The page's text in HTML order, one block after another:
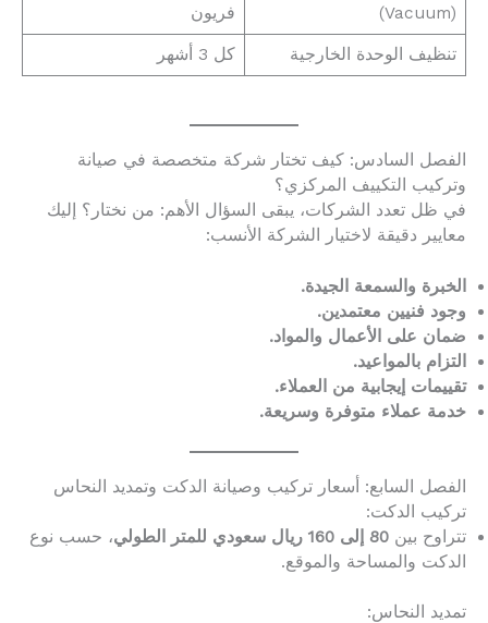
(Vacuum)
فريون
تنظيف الوحدة الخارجية كل 3 أشهر
الفصل السادس: كيف تختار شركة متخصصة في صيانة
وتركيب التكييف المركزي؟
في ظل تعدد الشركات، يبقى السؤال الأهم: من نختار؟ إليك
معايير دقيقة لاختيار الشركة الأنسب:
الخبرة والسمعة الجيدة.
وجود فنيين معتمدين.
ضمان على الأعمال والمواد.
التزام بالمواعيد.
تقييمات إيجابية من العملاء.
خدمة عملاء متوفرة وسريعة.
الفصل السابع: أسعار تركيب وصيانة الدكت وتمديد النحاس
تركيب الدكت:
تتراوح بين 80 إلى 160 ريال سعودي للمتر الطولي
، حسب نوع
الدكت والمساحة والموقع.
تمديد النحاس: